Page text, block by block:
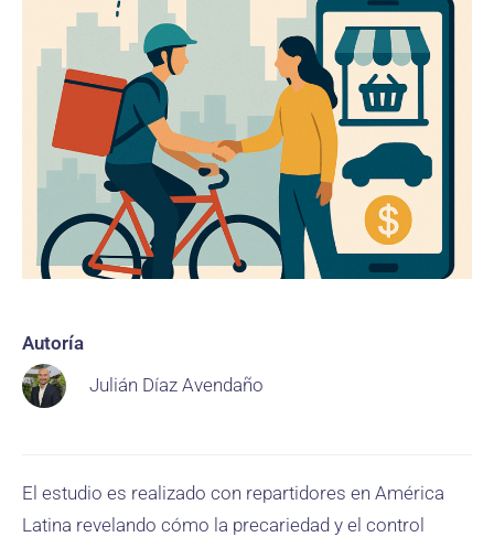
Autoría
Julián Díaz Avendaño
El estudio es realizado con repartidores en América
Latina revelando cómo la precariedad y el control